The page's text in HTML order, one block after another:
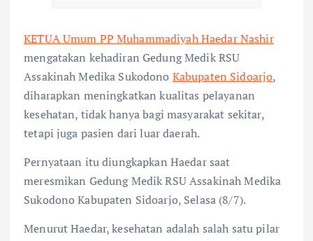
KETUA Umum PP Muhammadiyah Haedar Nashir
mengatakan kehadiran Gedung Medik RSU
Assakinah Medika Sukodono Kabupaten Sidoarjo,
diharapkan meningkatkan kualitas pelayanan
kesehatan, tidak hanya bagi masyarakat sekitar,
tetapi juga pasien dari luar daerah.
Pernyataan itu diungkapkan Haedar saat
meresmikan Gedung Medik RSU Assakinah Medika
Sukodono Kabupaten Sidoarjo, Selasa (8/7).
Menurut Haedar, kesehatan adalah salah satu pilar